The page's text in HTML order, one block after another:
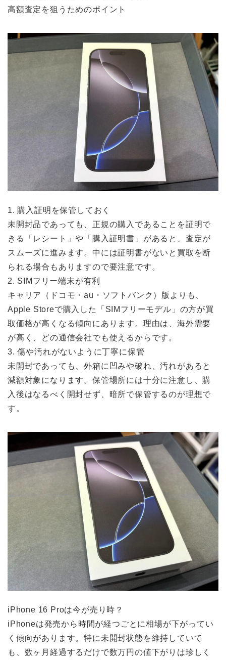
高額査定を狙うためのポイント
1. 購入証明を保管しておく
未開封品であっても、正規の購入であることを証明で
きる「レシート」や「購入証明書」があると、査定が
スムーズに進みます。中には証明書がないと買取を断
られる場合もありますので要注意です。
2. SIMフリー端末が有利
キャリア（ドコモ・au・ソフトバンク）版よりも、
Apple Storeで購入した「SIMフリーモデル」の方が買
取価格が高くなる傾向にあります。理由は、海外需要
が高く、どの通信会社でも使えるからです。
3. 傷や汚れがないように丁寧に保管
未開封であっても、外箱に凹みや破れ、汚れがあると
減額対象になります。保管場所には十分に注意し、購
入後はなるべく開封せず、暗所で保管するのが理想で
す。
iPhone 16 Proは今が売り時？
iPhoneは発売から時間が経つごとに相場が下がってい
く傾向があります。特に未開封状態を維持していて
も、数ヶ月経過するだけで数万円の値下がりは珍しく